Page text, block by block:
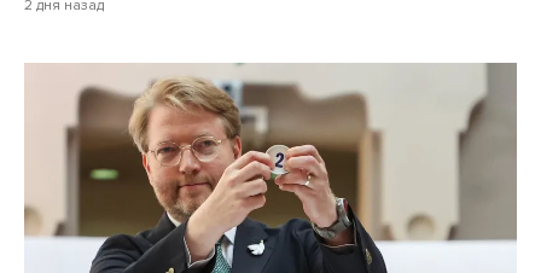
2 дня назад